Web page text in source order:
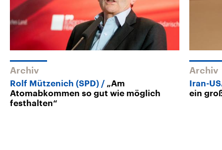
Archiv
Rolf Mützenich (SPD)
„Am
Atomabkommen so gut wie möglich
festhalten“
Archiv
Iran-
ein